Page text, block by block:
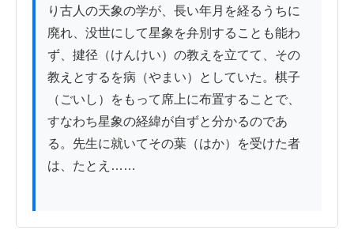
り古人の天象の学が、長い年月を経るうちに
廃れ、没世にして星象を弁別することも能わ
ず、揵径（けんけい）の教えを立てて、その
教えとするを病（やまい）としていた。棋子
（ごいし）をもって席上に布置することで、
すなわち星象の経緯が自ずと分かるのであ
る。先生に就いてその葉（はか）を受けた者
は、たとえ……